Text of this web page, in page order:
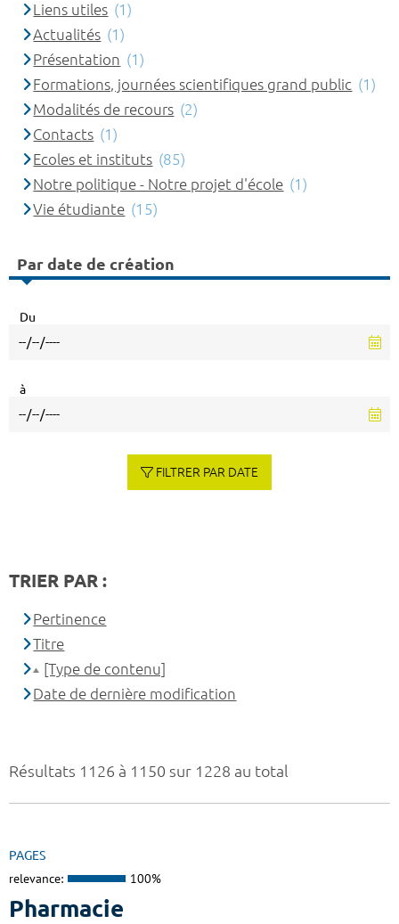
Résultats 1126 à 1150 sur 1228 au total
PAGES
relevance: 100%
Pharmacie
Liens utiles (1)
Actualités (1)
Présentation (1)
Formations, journées scientifiques grand public (1)
Modalités de recours (2)
Contacts (1)
Ecoles et instituts (85)
Notre politique - Notre projet d'école (1)
Vie étudiante (15)
Par date de création
Du
à
FILTRER PAR DATE
TRIER PAR :
Pertinence
Titre
[Type de contenu]
Date de dernière modification